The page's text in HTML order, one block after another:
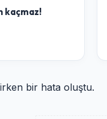
kaçmaz!
bir hata oluştu.